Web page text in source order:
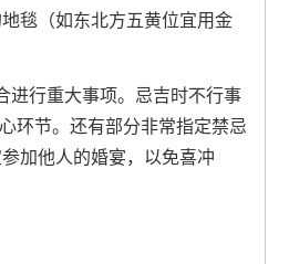
毯（如东北方五黄位宜用金
进行重大事项。忌吉时不行事
环节。还有部分非常指定禁忌
加他人的婚宴，以免喜冲